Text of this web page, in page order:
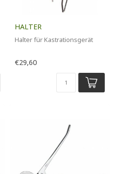
HALTER
Halter für Kastrationsgerät
€29,60